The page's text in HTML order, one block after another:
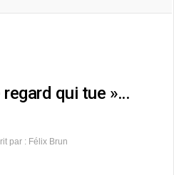
regard qui tue »…
par : Félix Brun